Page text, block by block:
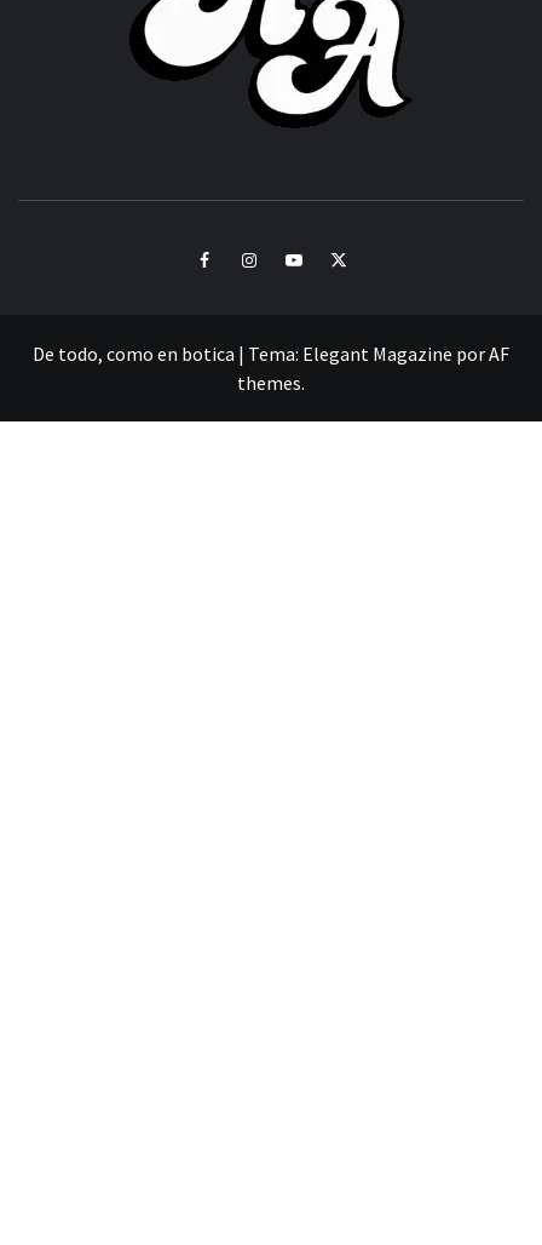
FacebookInstagramYoutubeTwitter
De todo, como en botica | Tema: Elegant Magazine porAF
themes.